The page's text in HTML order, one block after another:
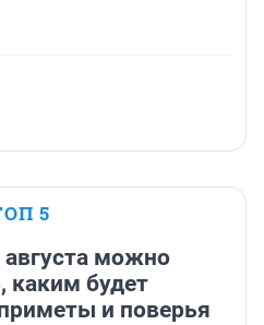
5
августа можно
каким будет
и поверья